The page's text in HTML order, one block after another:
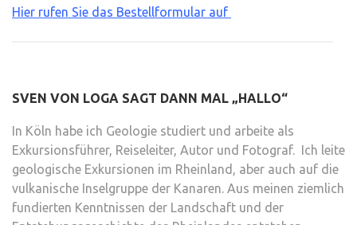
Hier rufen Sie das Bestellformular auf
SVEN VON LOGA SAGT DANN MAL „HALLO“
In Köln habe ich Geologie studiert und arbeite als
Exkursionsführer, Reiseleiter, Autor und Fotograf. Ich leite
geologische Exkursionen im Rheinland, aber auch auf die
vulkanische Inselgruppe der Kanaren. Aus meinen ziemlich
fundierten Kenntnissen der Landschaft und der